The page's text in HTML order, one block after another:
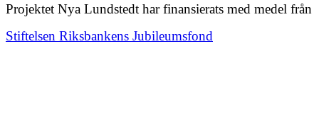
Projektet Nya Lundstedt har finansierats med medel från
Stiftelsen Riksbankens Jubileumsfond